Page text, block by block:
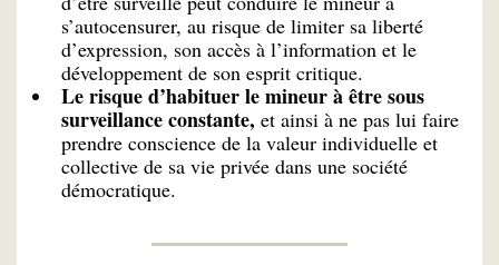
s’autocensurer, au risque de limiter sa liberté
d’expression, son accès à l’information et le
développement de son esprit critique.
Le risque d’habituer le mineur à être sous
surveillance constante, et ainsi à ne pas lui faire
prendre conscience de la valeur individuelle et
collective de sa vie privée dans une société
démocratique.